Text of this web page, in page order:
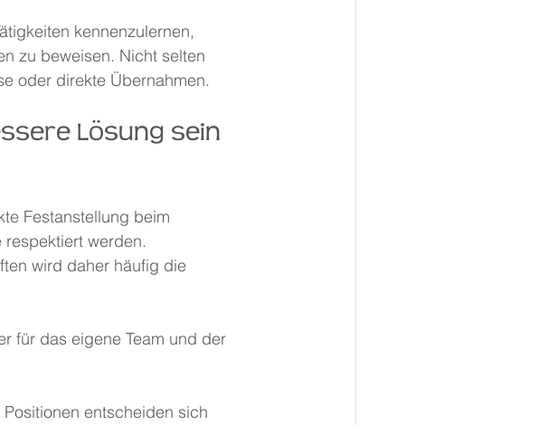
kennenzulernen,
zu beweisen. Nicht selten
oder direkte Übernahmen.
Lösung sein
Festanstellung beim
werden.
wird daher häufig die
für das eigene Team und der
entscheiden sich